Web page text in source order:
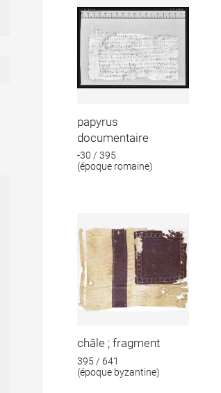
papyrus
documentaire
-30 / 395
(époque romaine)
châle ; fragment
395 / 641
(époque byzantine)